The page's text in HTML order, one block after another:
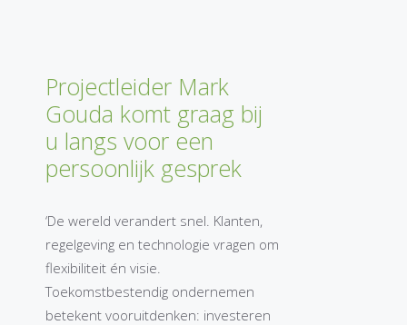
Projectleider Mark
Gouda komt graag bij
u langs voor een
persoonlijk gesprek
‘De wereld verandert snel. Klanten,
regelgeving en technologie vragen om
flexibiliteit én visie.
Toekomstbestendig ondernemen
betekent vooruitdenken: investeren